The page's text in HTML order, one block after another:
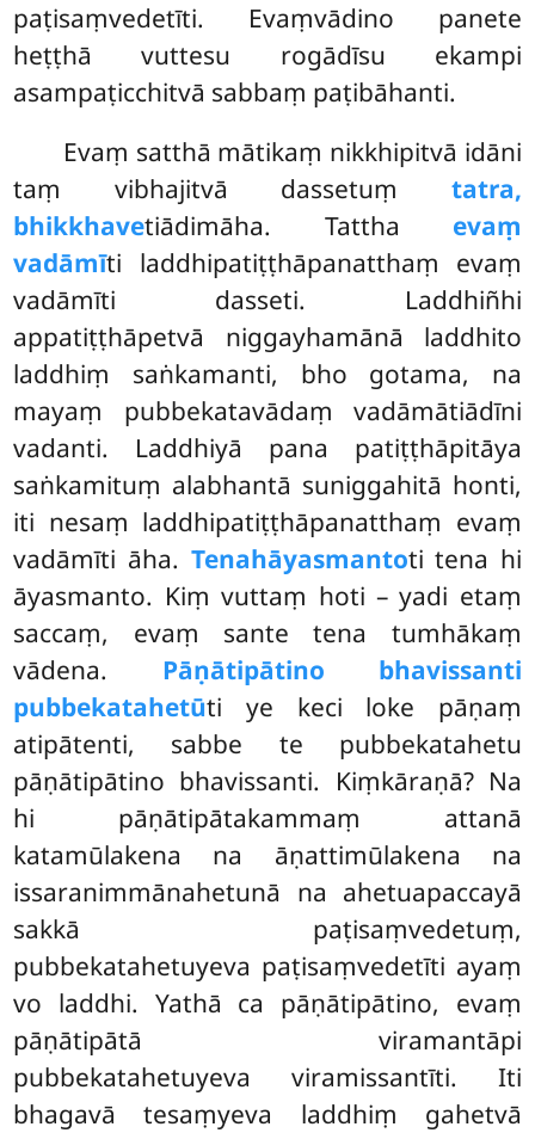
paṭisaṃvedetīti. Evaṃvādino panete
heṭṭhā vuttesu rogādīsu ekampi
asampaṭicchitvā sabbaṃ paṭibāhanti.
Evaṃ satthā mātikaṃ nikkhipitvā idāni
taṃ vibhajitvā dassetuṃ tatra,
bhikkhavetiādimāha. Tattha evaṃ
vadāmīti laddhipatiṭṭhāpanatthaṃ evaṃ
vadāmīti dasseti. Laddhiñhi
appatiṭṭhāpetvā niggayhamānā laddhito
laddhiṃ saṅkamanti, bho gotama, na
mayaṃ pubbekatavādaṃ vadāmātiādīni
vadanti. Laddhiyā pana patiṭṭhāpitāya
saṅkamituṃ alabhantā suniggahitā honti,
iti nesaṃ laddhipatiṭṭhāpanatthaṃ evaṃ
vadāmīti āha. Tenahāyasmantoti tena hi
āyasmanto. Kiṃ vuttaṃ hoti – yadi etaṃ
saccaṃ, evaṃ sante tena tumhākaṃ
vādena. Pāṇātipātino bhavissanti
pubbekatahetūti ye keci loke pāṇaṃ
atipātenti, sabbe te pubbekatahetu
pāṇātipātino bhavissanti. Kiṃkāraṇā? Na
hi pāṇātipātakammaṃ attanā
katamūlakena na āṇattimūlakena na
issaranimmānahetunā na ahetuapaccayā
sakkā paṭisaṃvedetuṃ,
pubbekatahetuyeva paṭisaṃvedetīti ayaṃ
vo laddhi. Yathā ca pāṇātipātino, evaṃ
pāṇātipātā viramantāpi
pubbekatahetuyeva viramissantīti. Iti
bhagavā tesaṃyeva laddhiṃ gahetvā